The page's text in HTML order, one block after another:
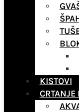
KISTOVI
CRTANJE